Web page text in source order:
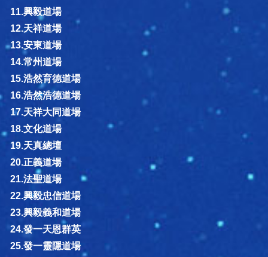
11.興毅道場
12.天祥道場
13.安東道場
14.常州道場
15.浩然育德道場
16.浩然浩德道場
17.天祥大同道場
18.文化道場
19.天真總壇
20.正義道場
21.法聖道場
22.興毅忠信道場
23.興毅義和道場
24.發一天恩群英
25.發一靈隱道場